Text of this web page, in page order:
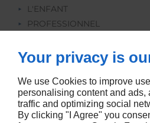
L'ENFANT
PROFESSIONNEL
ORTHOPEDIE
LOCATION
Your privacy is
We use Cookies to improve
personalising content and ads,
traffic and optimizing social
By clicking "I Agree" you